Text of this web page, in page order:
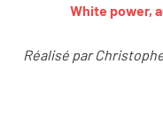
White power,
Réalisé par